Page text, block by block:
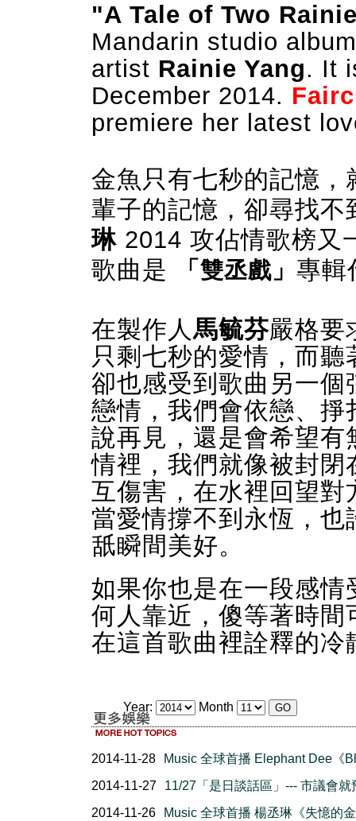
"A Tale of Two
Mandarin studio
artist Rainie Yang. It
December 2014.
premiere her latest
金魚只有七秒的記憶 ，
輩子的記憶 ， 卻尋找不
琳 2014 攻佔情歌榜又
歌曲是
「 雙丞戲 」 專輯
在製作人馬毓芬嚴格要
只剩七秒的愛情，而聽
卻也感受到歌曲另一
戀情，我們會依戀、
說再見，還是會希望
情裡，我們就像被封
互傷害，在水裡回望
當愛情撐不到永恆，
舐瞬間美好。
如果你也是在一段感
何人靠近，傻等著時
在這首歌曲裡詮釋的冷
Year: Month
2014-11-28
Music 全球首播 Elephant Dee《
2014-11-27
11/27「是日談話區」--- 市議會就
2014-11-26
Music 全球首播 楊丞琳《失憶的